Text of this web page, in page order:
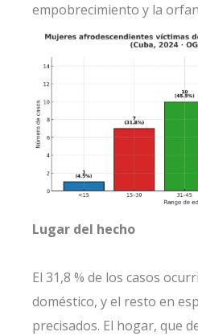
empobrecimiento y la
Lugar del hecho
El 31,8 % de los casos
doméstico, y el resto en
precisados. El hogar, que